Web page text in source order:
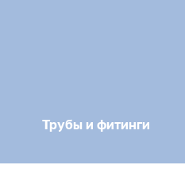
Трубы и фитинги